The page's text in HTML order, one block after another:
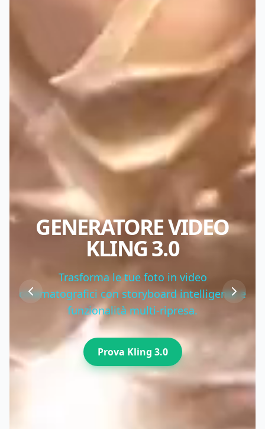
GENERATORE VIDEO
KLING 3.0
Trasforma le tue foto in video
cinematografici con storyboard intelligente e
funzionalità multi-ripresa.
Prova Kling 3.0